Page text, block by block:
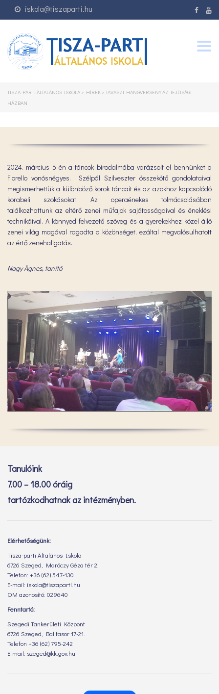
iskola@tiszaparti.hu
TISZA-PARTI ÁLTALÁNOS ISKOLA > HÍREK > TAVASZI HANGVERSENY AZ IFJÚSÁGI
HÁZBAN
2024. március 5-én a táncok birodalmába varázsolt el bennünket a
Fiorello vonósnégyes. Szélpál Szilveszter összekötő gondolataival
megismerhettük a különböző korok táncait és az azokhoz kapcsolódó
korabeli szokásokat. Az operaénekes tolmácsolásában
találkozhattunk az eltérő zenei műfajok sajátosságaival és éneklési
technikáival. A könnyed felvezető szöveg és a gyerekekhez közel álló
zenei világ magával ragadta a közönséget, ezáltal megvalósulhatott
az értő zenehallgatás.
Nagy Ágnes, tanító
Tanulóink
7.00 – 18.00 óráig
tartózkodhatnak az intézményben.
Elérhetőségünk:
Tisza-parti Általános Iskola
6726 Szeged, Maróczy Géza tér 2.
Telefon: +36 (62) 547-130
E-mail: iskola@tiszaparti.hu
OM azonosító: 029640
Fenntartó:
Szegedi Tankerületi Központ
6726 Szeged, Bal fasor 17-21.
Telefon +36 (62) 795-242
E-mail: szeged@kk.gov.hu